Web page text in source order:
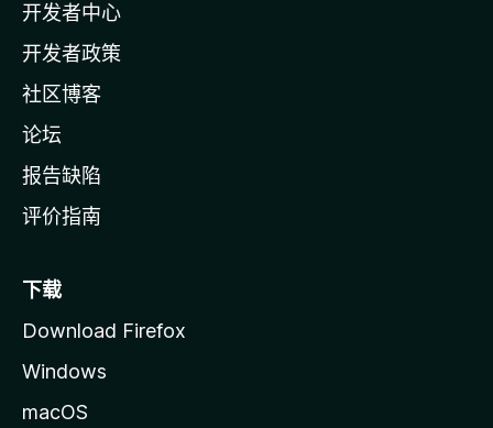
主
页
开发者中心
开发者政策
社区博客
论坛
报告缺陷
评价指南
下载
Download Firefox
Windows
macOS